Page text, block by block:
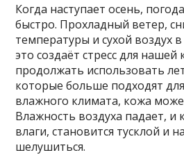
Когда наступает осень,
быстро. Прохладный ветер,
температуры и сухой воздух
это создаёт стресс для
продолжать использовать
которые больше подходят
влажного климата, кожа
Влажность воздуха падает, и
влаги, становится тусклой и
шелушиться.